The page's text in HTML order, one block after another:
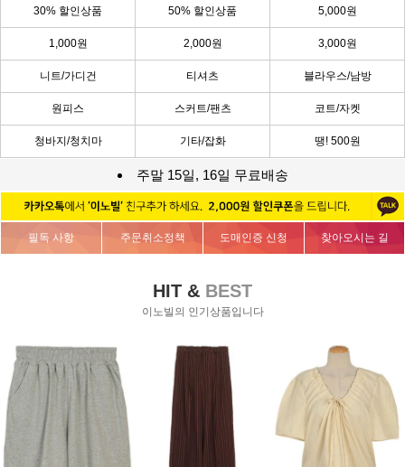
30% 할인상품 50% 할인상품 5,000원
1,000원 2,000원 3,000원
니트/가디건 티셔츠 블라우스/남방
원피스 스커트/팬츠 코트/자켓
청바지/청치마 기타/잡화 땡! 500원
주말 15일, 16일 무료배송
필독 사항 주문취소정책 도매인증 신청 찾아오시는 길
HIT & BEST
이노빌의 인기상품입니다